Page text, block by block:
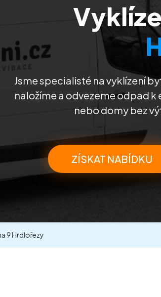
Malování kanceláří
Malování
Jsme specialisté na vyklízení
naložíme a odvezeme odpad
nebo domy bez
ZÍSKAT NABÍDKU
9 Hrdlořezy